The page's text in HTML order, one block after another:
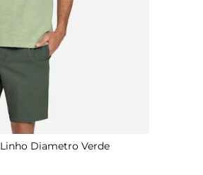
Diametro Verde